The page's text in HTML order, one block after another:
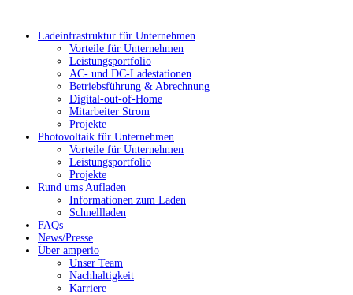
Ladeinfrastruktur für Unternehmen
Vorteile für Unternehmen
Leistungsportfolio
AC- und DC-Ladestationen
Betriebsführung & Abrechnung
Digital-out-of-Home
Mitarbeiter Strom
Projekte
Photovoltaik für Unternehmen
Vorteile für Unternehmen
Leistungsportfolio
Projekte
Rund ums Aufladen
Informationen zum Laden
Schnellladen
FAQs
News/Presse
Über amperio
Unser Team
Nachhaltigkeit
Karriere